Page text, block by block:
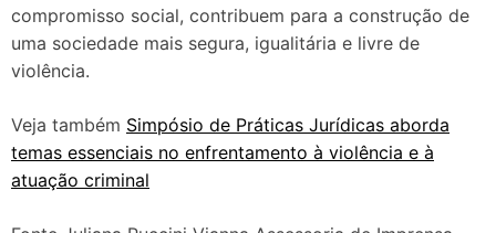
compromisso social, contribuem para a construção de
uma sociedade mais segura, igualitária e livre de
violência.
Veja também Simpósio de Práticas Jurídicas aborda
temas essenciais no enfrentamento à violência e à
atuação criminal